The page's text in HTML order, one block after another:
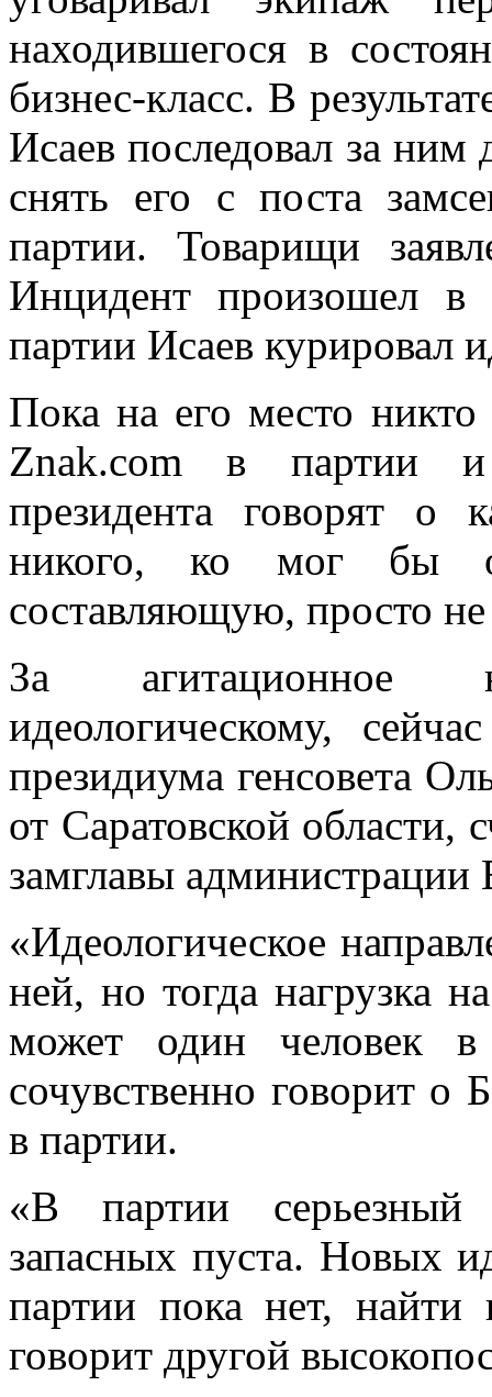
находившегося в
бизнес-класс. В
Исаев последовал за
снять его с поста
партии. Товарищи
Инцидент произошел в
партии Исаев курировал
Пока на его место
Znak.сom в партии
президента говорят о
никого, ко мог бы
составляющую, просто не
За агитационное
идеологическому,
президиума генсовета
от Саратовской области,
замглавы администрации
«Идеологическое
ней, но тогда нагрузка
может один человек
сочувственно говорит о
в партии.
«В партии серьезный
запасных пуста. Новых
партии пока нет,
говорит другой